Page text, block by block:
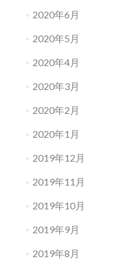
2020年6月
2020年5月
2020年4月
2020年3月
2020年2月
2020年1月
2019年12月
2019年11月
2019年10月
2019年9月
2019年8月